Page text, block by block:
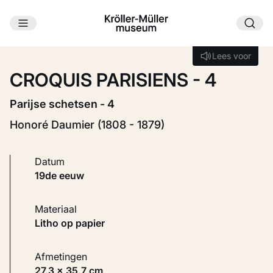
Ga naar hoofdinhoud
Lees voor
Lees voor
CROQUIS PARISIENS - 4
Parijse schetsen - 4
Honoré Daumier (1808 - 1879)
Datum
19de eeuw
Materiaal
Litho op papier
Afmetingen